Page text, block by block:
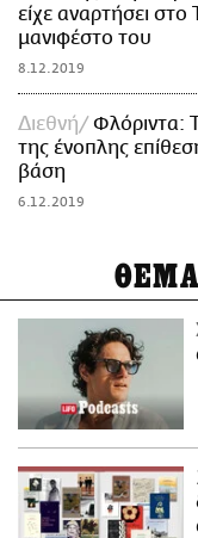
είχε αναρτήσει
μανιφέστο του
8.12.2019
Διεθνή
Φλόριντα:
της ένοπλης
βάση
6.12.2019